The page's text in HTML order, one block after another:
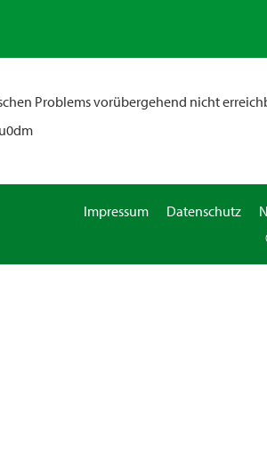
Problems vorübergehend nicht
Impressum Datenschutz